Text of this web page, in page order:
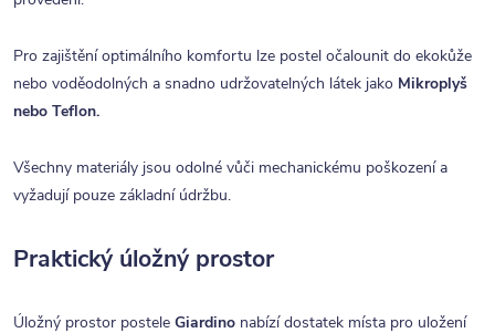
Pro zajištění optimálního komfortu lze postel očalounit do ekokůže
nebo voděodolných a snadno udržovatelných látek jako Mikroplyš
nebo Teflon.
Všechny materiály jsou odolné vůči mechanickému poškození a
vyžadují pouze základní údržbu.
Praktický úložný prostor
Úložný prostor postele Giardino nabízí dostatek místa pro uložení